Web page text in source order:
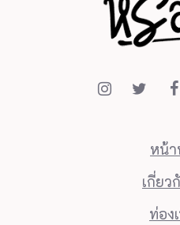
หน้
เกี่ยว
ท่อง